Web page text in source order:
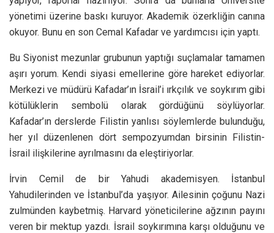
yönetimi üzerine baskı kuruyor. Akademik özerkliğin canına
okuyor. Bunu en son Cemal Kafadar ve yardımcısı için yaptı.
Bu Siyonist mezunlar grubunun yaptığı suçlamalar tamamen
aşırı yorum. Kendi siyasi emellerine göre hareket ediyorlar.
Merkezi ve müdürü Kafadar’ın İsrail’i ırkçılık ve soykırım gibi
kötülüklerin sembolü olarak gördüğünü söylüyorlar.
Kafadar’ın derslerde Filistin yanlısı söylemlerde bulunduğu,
her yıl düzenlenen dört sempozyumdan birsinin Filistin-
İsrail ilişkilerine ayrılmasını da eleştiriyorlar.
İrvin Cemil de bir Yahudi akademisyen. İstanbul
Yahudilerinden ve İstanbul’da yaşıyor. Ailesinin çoğunu Nazi
zulmünden kaybetmiş. Harvard yöneticilerine ağzının payını
veren bir mektup yazdı. İsrail soykırımına karşı olduğunu ve